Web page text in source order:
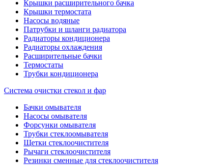
Крышки расширительного бачка
Крышки термостата
Насосы водяные
Патрубки и шланги радиатора
Радиаторы кондиционера
Радиаторы охлаждения
Расширительные бачки
Термостаты
Трубки кондиционера
Система очистки стекол и фар
Бачки омывателя
Насосы омывателя
Форсунки омывателя
Трубки стеклоомывателя
Щетки стеклоочистителя
Рычаги стеклоочистителя
Резинки сменные для стеклоочистителя